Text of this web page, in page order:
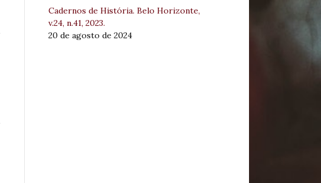
Cadernos de História. Belo Horizonte,
v.24, n.41, 2023.
20 de agosto de 2024